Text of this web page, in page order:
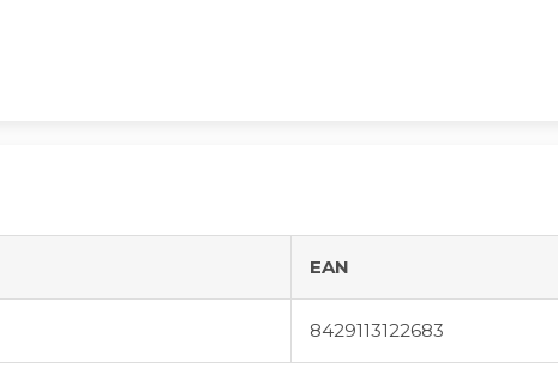
EAN
8429113122683